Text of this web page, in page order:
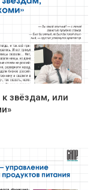
звёздам, или